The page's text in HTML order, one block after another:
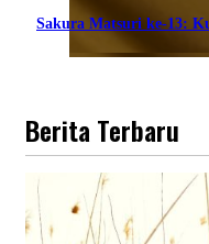
Sakura Matsuri ke-13:
Berita Terbaru